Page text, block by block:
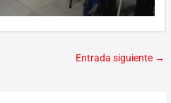
Entrada siguiente →